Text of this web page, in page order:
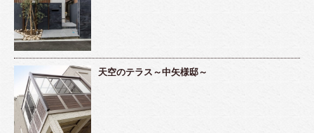
天空のテラス～中矢様邸～